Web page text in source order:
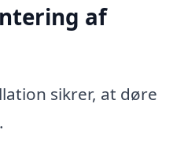
af
sikrer, at døre